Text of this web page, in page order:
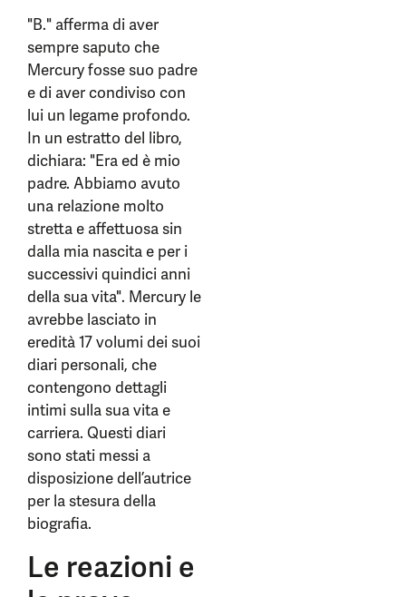
"B." afferma di aver
sempre saputo che
Mercury fosse suo padre
e di aver condiviso con
lui un legame profondo.
In un estratto del libro,
dichiara: "Era ed è mio
padre. Abbiamo avuto
una relazione molto
stretta e affettuosa sin
dalla mia nascita e per i
successivi quindici anni
della sua vita". Mercury le
avrebbe lasciato in
eredità 17 volumi dei suoi
diari personali, che
contengono dettagli
intimi sulla sua vita e
carriera. Questi diari
sono stati messi a
disposizione dell’autrice
per la stesura della
biografia.
Le reazioni e